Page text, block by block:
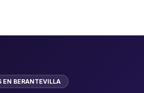
EN BERANTEVILLA